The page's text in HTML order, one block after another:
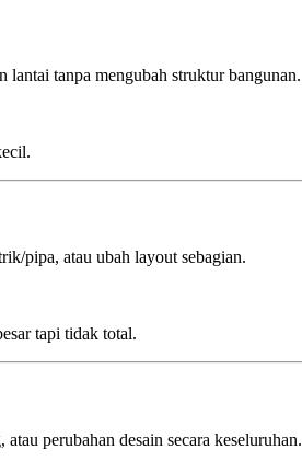
lantai tanpa mengubah struktur bangunan.
pipa, atau ubah layout sebagian.
tapi tidak total.
perubahan desain secara keseluruhan.